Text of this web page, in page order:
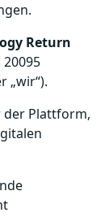
Return
„wir“).
der Plattform,